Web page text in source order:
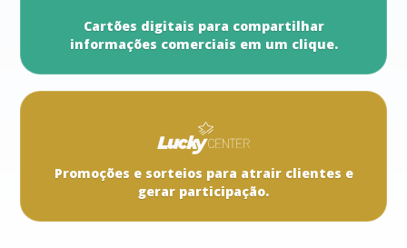
Cartões digitais para compartilhar
informações comerciais em um clique.
Promoções e sorteios para atrair clientes e
gerar participação.